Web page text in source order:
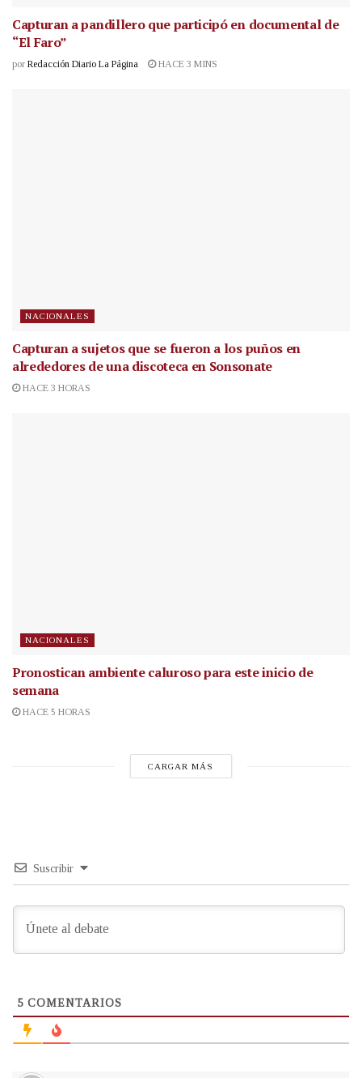
Capturan a pandillero que participó en documental de
“El Faro”
por Redacción Diario La Página HACE 3 MINS
NACIONALES
Capturan a sujetos que se fueron a los puños en
alrededores de una discoteca en Sonsonate
HACE 3 HORAS
NACIONALES
Pronostican ambiente caluroso para este inicio de
semana
HACE 5 HORAS
CARGAR MÁS
Suscribir
5 COMENTARIOS